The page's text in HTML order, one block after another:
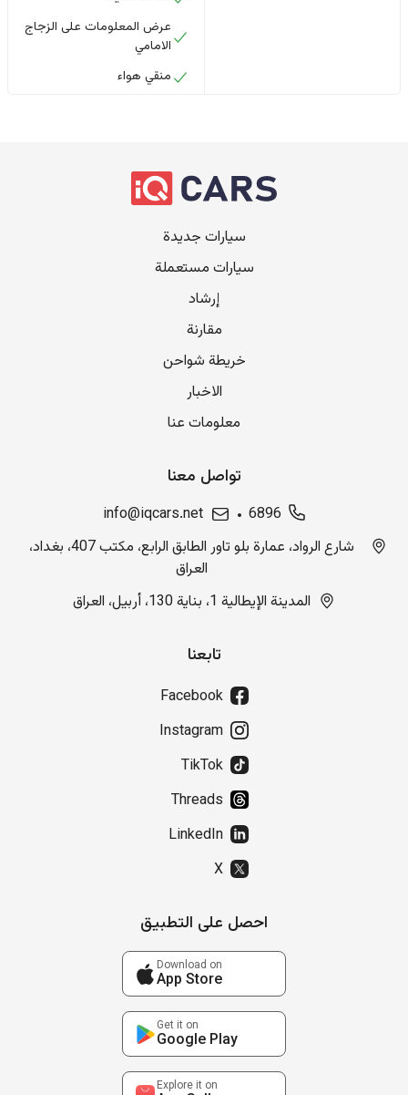
عرض المعلومات على الزجاج
الامامي
منقي هواء
سيارات جديدة
سيارات مستعملة
إرشاد
مقارنة
خريطة شواحن
الاخبار
معلومات عنا
تواصل معنا
6896
info@iqcars.net
شارع الرواد، عمارة بلو تاور الطابق الرابع، مكتب 407، بغداد،
العراق
المدينة الإيطالية 1، بناية 130، أربيل، العراق
تابعنا
Facebook
Instagram
TikTok
Threads
LinkedIn
X
احصل على التطبيق
Download on
App Store
Get it on
Google Play
Explore it on